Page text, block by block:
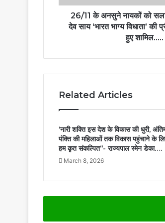
विष्णु
स्क्रीनिंग
में
शामिल…..
26/11 के अनसुने नायकों को
देव साय ‘भारत भाग्य विधाता’ की
हुए शामिल…..
Related Articles
‘नारी शक्ति इस देश के विकास की धुरी,
पंक्ति की महिलाओं तक विकास पहुंचाने के
हम कृत संकल्पित‘‘- राज्यपाल रमेन डेका….
March 8, 2026